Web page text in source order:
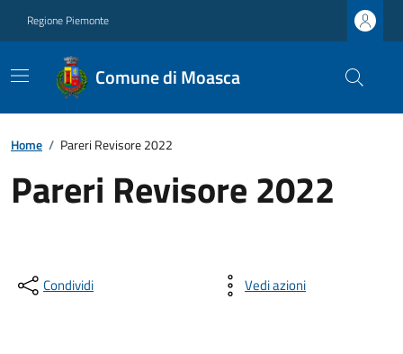
Regione Piemonte
Comune di Moasca
Home / Pareri Revisore 2022
Pareri Revisore 2022
Condividi Vedi azioni